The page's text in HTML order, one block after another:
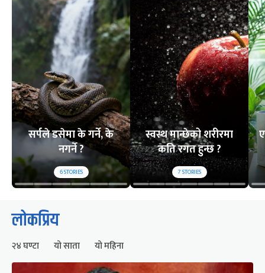
सर्पले डसेमा के गर्ने, के
नगर्ने ?
6STORIES
स्वस्थ मान्छेको शरीरमा
कति रगत हुन्छ ?
7STORIES
लोकप्रिय
२४ घण्टा यो साता यो महिना